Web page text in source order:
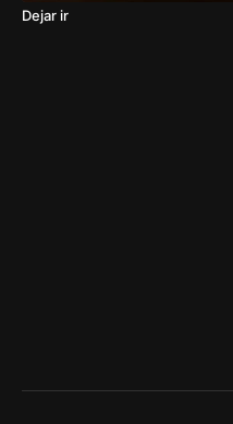
Dejar ir